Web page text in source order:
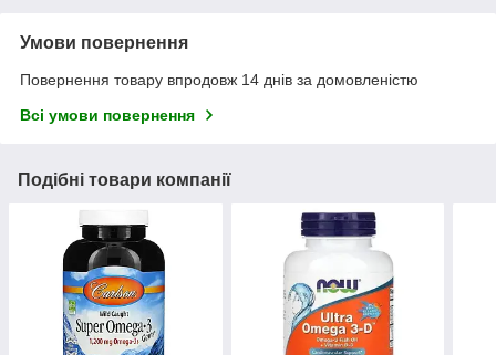
Умови повернення
Повернення товару впродовж 14 днів за домовленістю
Всі умови повернення
Подібні товари компанії